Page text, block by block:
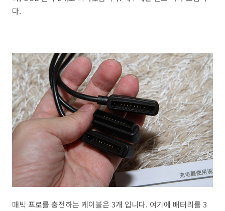
다.
매빅 프로를 충전하는 케이블은 3개 입니다. 여기에 배터리를 3